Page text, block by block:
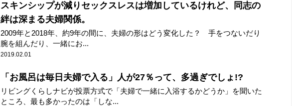
スキンシップが減りセックスレスは増加しているけれど、同志の
絆は深まる夫婦関係。
2009年と2018年、約9年の間に、夫婦の形はどう変化した？ 手をつないだり
腕を組んだり、一緒にお...
2019.02.01
「お風呂は毎日夫婦で入る」人が27％って、多過ぎでしょ!?
リビングくらしナビが投票方式で「夫婦で一緒に入浴するかどうか」を聞いた
ところ、最も多かったのは「しな...